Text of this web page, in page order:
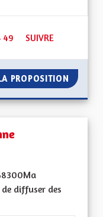
49 49 ABONNÉS
SUIVRE
PROPOSITION LA
diffuser des